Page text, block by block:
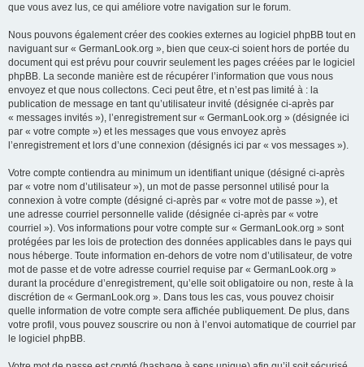
que vous avez lus, ce qui améliore votre navigation sur le forum.
Nous pouvons également créer des cookies externes au logiciel phpBB tout en
naviguant sur « GermanLook.org », bien que ceux-ci soient hors de portée du
document qui est prévu pour couvrir seulement les pages créées par le logiciel
phpBB. La seconde manière est de récupérer l’information que vous nous
envoyez et que nous collectons. Ceci peut être, et n’est pas limité à : la
publication de message en tant qu’utilisateur invité (désignée ci-après par
« messages invités »), l’enregistrement sur « GermanLook.org » (désignée ici
par « votre compte ») et les messages que vous envoyez après
l’enregistrement et lors d’une connexion (désignés ici par « vos messages »).
Votre compte contiendra au minimum un identifiant unique (désigné ci-après
par « votre nom d’utilisateur »), un mot de passe personnel utilisé pour la
connexion à votre compte (désigné ci-après par « votre mot de passe »), et
une adresse courriel personnelle valide (désignée ci-après par « votre
courriel »). Vos informations pour votre compte sur « GermanLook.org » sont
protégées par les lois de protection des données applicables dans le pays qui
nous héberge. Toute information en-dehors de votre nom d’utilisateur, de votre
mot de passe et de votre adresse courriel requise par « GermanLook.org »
durant la procédure d’enregistrement, qu’elle soit obligatoire ou non, reste à la
discrétion de « GermanLook.org ». Dans tous les cas, vous pouvez choisir
quelle information de votre compte sera affichée publiquement. De plus, dans
votre profil, vous pouvez souscrire ou non à l’envoi automatique de courriel par
le logiciel phpBB.